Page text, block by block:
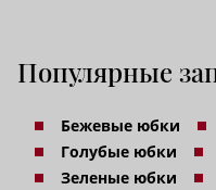
Популярные
Бежевые юбки
Голубые юбки
Зеленые юбки